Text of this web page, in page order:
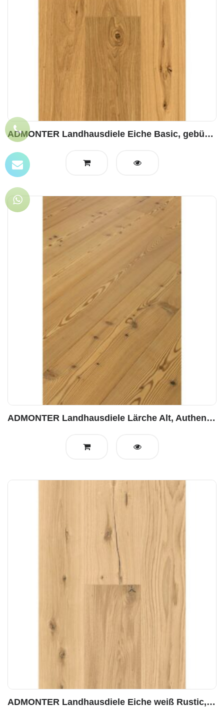
ADMONTER Landhausdiele Eiche Basic, gebürstet geölt
ADMONTER Landhausdiele Lärche Alt, Authentico, natur geölt
ADMONTER Landhausdiele Eiche weiß Rustic, gebürstet geölt